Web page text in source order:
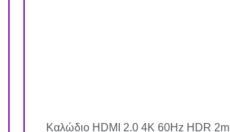
Καλώδιο HDMI 2.0 4K 60Hz HDR 2m